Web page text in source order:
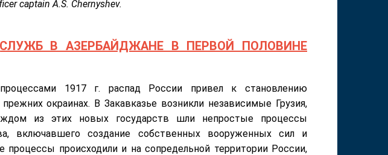
captain A.S. Chernyshev.
В АЗЕРБАЙДЖАНЕ В ПЕРВОЙ ПОЛОВИНЕ
1917 г. распад России привел к становлению
окраинах. В Закавказье возникли независимые Грузия,
из этих новых государств шли непростые процессы
включавшего создание собственных вооруженных сил и
процессы происходили и на сопредельной территории России,